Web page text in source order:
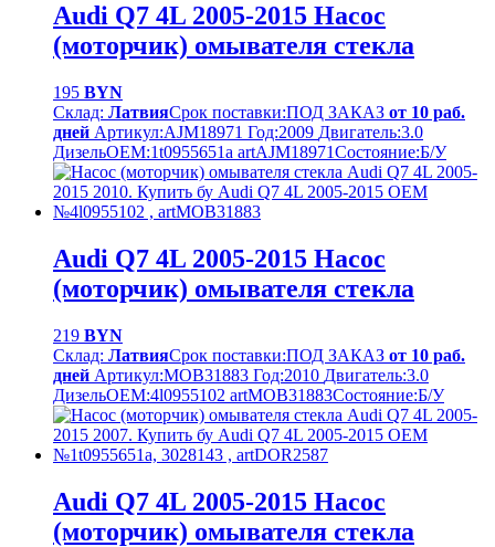
Audi Q7 4L 2005-2015 Насос
(моторчик) омывателя стекла
195 BYN
Склад: ЛатвияСрок поставки:ПОД ЗАКАЗ от 10 раб.
дней Артикул:AJM18971 Год:2009 Двигатель:3.0
ДизельOEM:1t0955651a artAJM18971Cостояние:Б/У
Audi Q7 4L 2005-2015 Насос
(моторчик) омывателя стекла
219 BYN
Склад: ЛатвияСрок поставки:ПОД ЗАКАЗ от 10 раб.
дней Артикул:MOB31883 Год:2010 Двигатель:3.0
ДизельOEM:4l0955102 artMOB31883Cостояние:Б/У
Audi Q7 4L 2005-2015 Насос
(моторчик) омывателя стекла